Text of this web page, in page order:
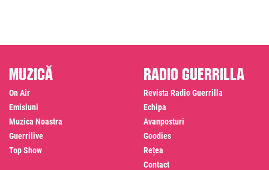
Muzică
On Air
Emisiuni
Muzica Noastra
Guerrilive
Top Show
Radio Guerrilla
Revista Radio Guerrilla
Echipa
Avanposturi
Goodies
Rețea
Contact